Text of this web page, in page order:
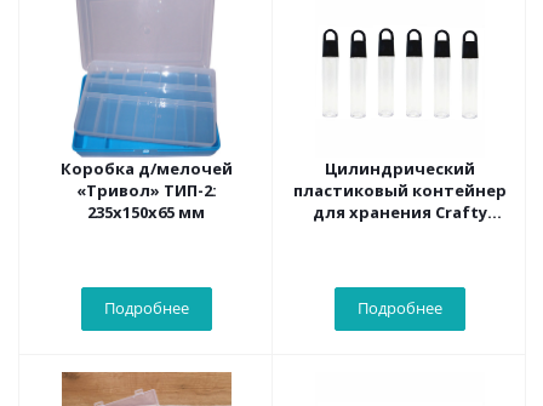
Коробка д/мелочей
«Тривол» ТИП-2:
235х150х65 мм
Подробнее
Цилиндрический
пластиковый контейнер
для хранения Crafty
Подробнее